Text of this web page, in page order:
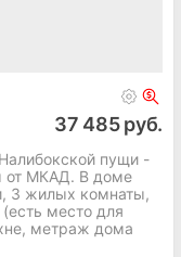
37 485 руб.
пущи -
от МКАД. В доме
3 жилых комнаты,
место для
метраж дома